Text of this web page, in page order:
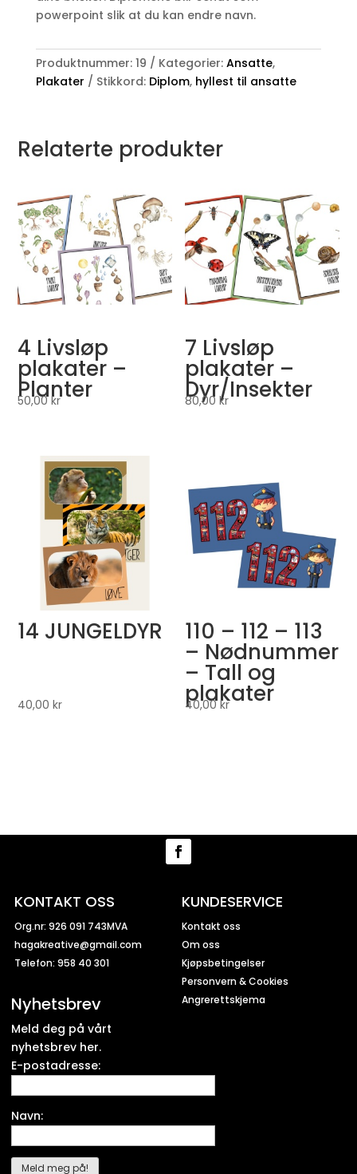
powerpoint slik at du kan endre navn.
Produktnummer: 19 Kategorier: Ansatte,
Plakater
Stikkord: Diplom, hyllest til ansatte
Relaterte produkter
4 Livsløp
plakater –
Planter
50,00kr
7 Livsløp
plakater –
Dyr/Insekter
80,00kr
14 JUNGELDYR
40,00kr
110 – 112 – 113
– Nødnummer
– Tall og
plakater
40,00kr
KONTAKT OSS
Org.nr: 926 091 743MVA
hagakreative@gmail.com
Telefon: 958 40 301
Nyhetsbrev
Meld deg på vårt
nyhetsbrev her.
E-postadresse:
Navn:
KUNDESERVICE
Kontakt oss
Om oss
Kjøpsbetingelser
Personvern & Cookies
Angrerettskjema